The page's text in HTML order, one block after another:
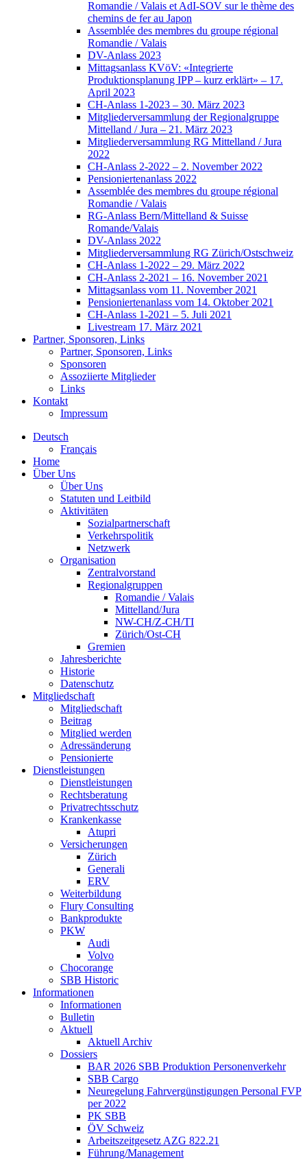
Romandie / Valais et AdI-SOV sur le thème des
chemins de fer au Japon
Assemblée des membres du groupe régional
Romandie / Valais
DV-Anlass 2023
Mittagsanlass KVöV: «Integrierte
Produktionsplanung IPP – kurz erklärt» – 17.
April 2023
CH-Anlass 1-2023 – 30. März 2023
Mitgliederversammlung der Regionalgruppe
Mittelland / Jura – 21. März 2023
Mitgliederversammlung RG Mittelland / Jura
2022
CH-Anlass 2-2022 – 2. November 2022
Pensioniertenanlass 2022
Assemblée des membres du groupe régional
Romandie / Valais
RG-Anlass Bern/Mittelland & Suisse
Romande/Valais
DV-Anlass 2022
Mitgliederversammlung RG Zürich/Ostschweiz
CH-Anlass 1-2022 – 29. März 2022
CH-Anlass 2-2021 – 16. November 2021
Mittagsanlass vom 11. November 2021
Pensioniertenanlass vom 14. Oktober 2021
CH-Anlass 1-2021 – 5. Juli 2021
Livestream 17. März 2021
Partner, Sponsoren, Links
Partner, Sponsoren, Links
Sponsoren
Assoziierte Mitglieder
Links
Kontakt
Impressum
Deutsch
Français
Home
Über Uns
Über Uns
Statuten und Leitbild
Aktivitäten
Sozialpartnerschaft
Verkehrspolitik
Netzwerk
Organisation
Zentralvorstand
Regionalgruppen
Romandie / Valais
Mittelland/Jura
NW-CH/Z-CH/TI
Zürich/Ost-CH
Gremien
Jahresberichte
Historie
Datenschutz
Mitgliedschaft
Mitgliedschaft
Beitrag
Mitglied werden
Adressänderung
Pensionierte
Dienstleistungen
Dienstleistungen
Rechtsberatung
Privatrechtsschutz
Krankenkasse
Atupri
Versicherungen
Zürich
Generali
ERV
Weiterbildung
Flury Consulting
Bankprodukte
PKW
Audi
Volvo
Chocorange
SBB Historic
Informationen
Informationen
Bulletin
Aktuell
Aktuell Archiv
Dossiers
BAR 2026 SBB Produktion Personenverkehr
SBB Cargo
Neuregelung Fahrvergünstigungen Personal FVP
per 2022
PK SBB
ÖV Schweiz
Arbeitszeitgesetz AZG 822.21
Führung/Management